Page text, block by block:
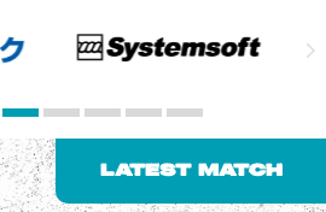
LATEST MATCH